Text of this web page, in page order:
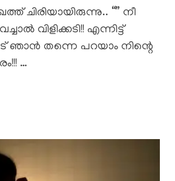
ചിരിയായിരുന്നു.. “” നീ
വിളിക്കടി!! എന്നിട്ട്
ഞാൻ തന്നെ പറയാം നിന്റെ
…